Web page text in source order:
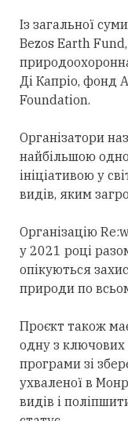
Із загальної
Bezos Earth
Ді Капріо, фонд
Foundation.
Організатори
найбільшою
ініціативою у
видів, яким
Організацію
у 2021 році
опікуються
природи по
Проєкт також
одну з ключових
програми зі
ухваленої в
видів і